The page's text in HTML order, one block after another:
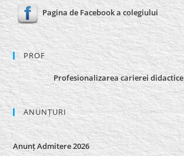
Pagina de Facebook a colegiului
PROF
Profesionalizarea carierei didactice
ANUNȚURI
Anunț Admitere 2026